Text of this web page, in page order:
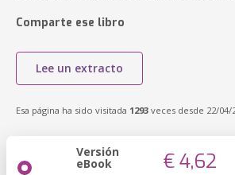
Comparte ese libro
Lee un extracto
Esa página ha sido visitada 1293 veces desde 22/04/
Versión
eBook € 4,62